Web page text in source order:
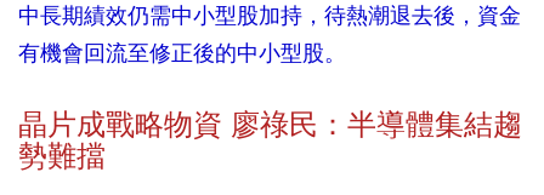
中長期績效仍需中小型股加持，待熱潮退去後，資金
有機會回流至修正後的中小型股。
晶片成戰略物資 廖祿民：半導體集結趨
勢難擋